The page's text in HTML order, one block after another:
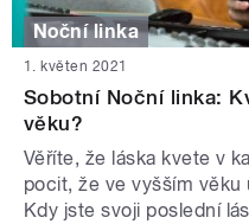
Noční linka
1. květen 2021
Sobotní Noční linka:
věku?
Věříte, že láska kvete v
pocit, že ve vyšším
Kdy jste svoji poslední